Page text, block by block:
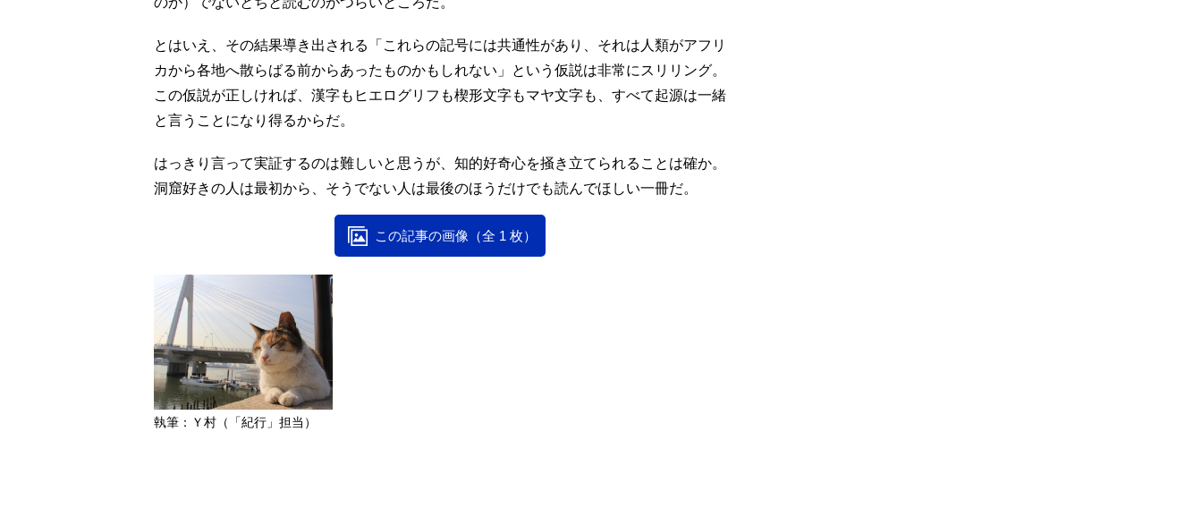
とはいえ、その結果導き出される「これらの記号には共通性があり、それは人類がアフリ
カから各地へ散らばる前からあったものかもしれない」という仮説は非常にスリリング。
この仮説が正しければ、漢字もヒエログリフも楔形文字もマヤ文字も、すべて起源は一緒
と言うことになり得るからだ。
はっきり言って実証するのは難しいと思うが、知的好奇心を掻き立てられることは確か。
洞窟好きの人は最初から、そうでない人は最後のほうだけでも読んでほしい一冊だ。
この記事の画像（全 1 枚）
執筆：Ｙ村 （「紀行」担当）